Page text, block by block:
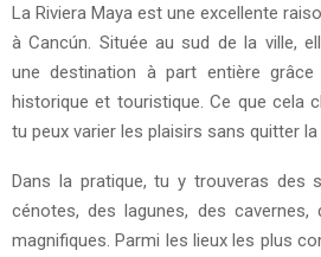
La Riviera Maya est une excellente
à Cancún. Située au sud de la ville,
une destination à part entière
historique et touristique. Ce que cela
tu peux varier les plaisirs sans quitter la
Dans la pratique, tu y trouveras des
cénotes, des lagunes, des
magnifiques. Parmi les lieux les plus